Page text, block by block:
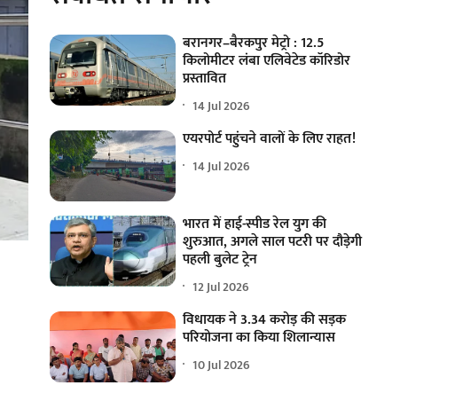
बरानगर–बैरकपुर मेट्रो : 12.5
किलोमीटर लंबा एलिवेटेड कॉरिडोर
प्रस्तावित
14 Jul 2026
एयरपोर्ट पहुंचने वालों के लिए राहत!
14 Jul 2026
भारत में हाई-स्पीड रेल युग की
शुरुआत, अगले साल पटरी पर दौड़ेगी
पहली बुलेट ट्रेन
12 Jul 2026
विधायक ने 3.34 करोड़ की सड़क
परियोजना का किया शिलान्यास
10 Jul 2026